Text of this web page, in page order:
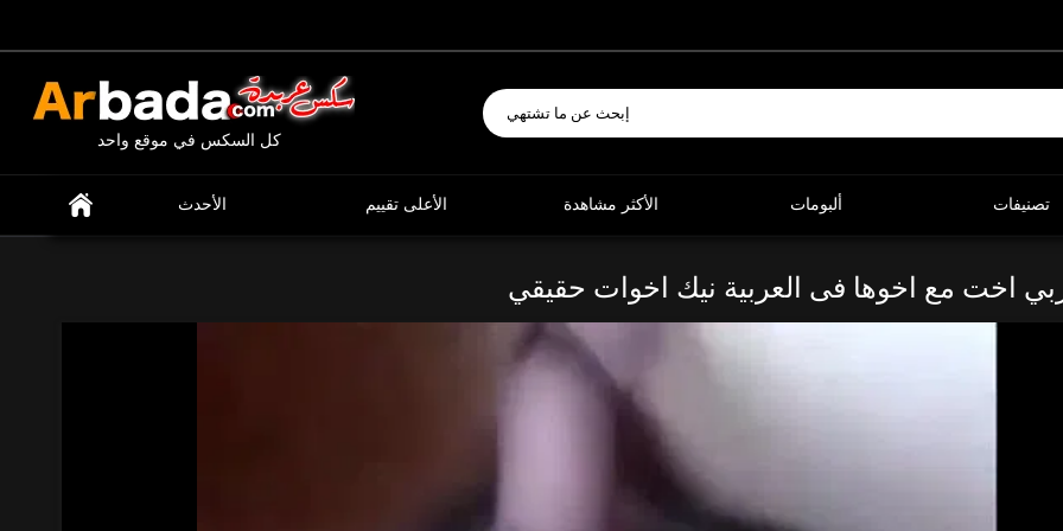
كل السكس في موقع واحد
إبحث عن ما تشتهي
الأحدث الأعلى تقييم الأكثر مشاهدة ألبومات تصنيفات
اخت مع اخوها فى العربية نيك اخوات حقيقي